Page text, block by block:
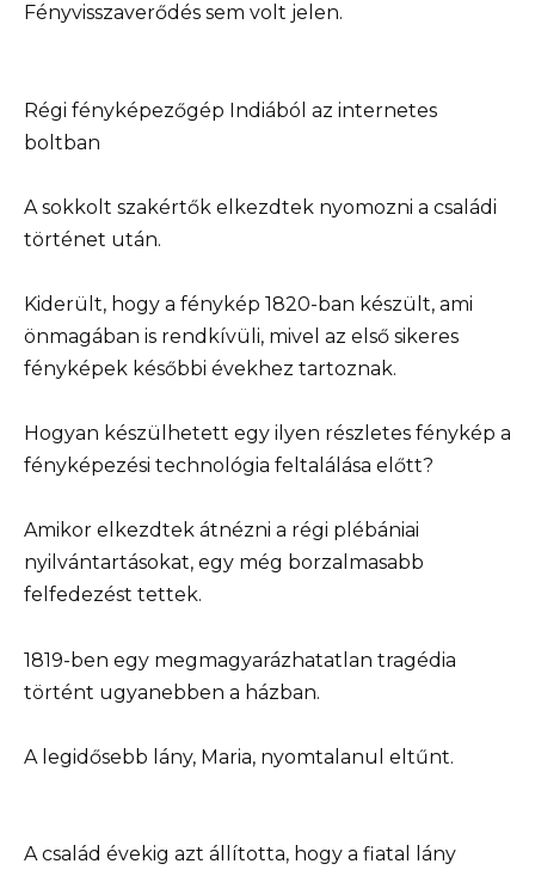
Fényvisszaverődés sem volt jelen.
Régi fényképezőgép Indiából az internetes
boltban
A sokkolt szakértők elkezdtek nyomozni a családi
történet után.
Kiderült, hogy a fénykép 1820-ban készült, ami
önmagában is rendkívüli, mivel az első sikeres
fényképek későbbi évekhez tartoznak.
Hogyan készülhetett egy ilyen részletes fénykép a
fényképezési technológia feltalálása előtt?
Amikor elkezdtek átnézni a régi plébániai
nyilvántartásokat, egy még borzalmasabb
felfedezést tettek.
1819-ben egy megmagyarázhatatlan tragédia
történt ugyanebben a házban.
A legidősebb lány, Maria, nyomtalanul eltűnt.
A család évekig azt állította, hogy a fiatal lány